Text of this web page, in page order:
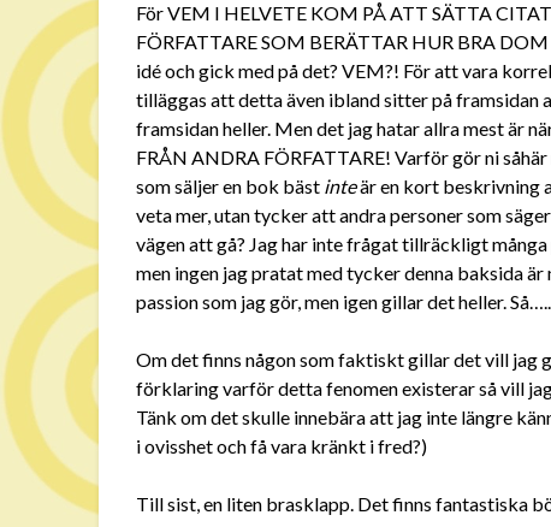
För VEM I HELVETE KOM PÅ ATT SÄTTA
FÖRFATTARE SOM BERÄTTAR HUR BRA
idé och gick med på det? VEM?! För att vara
tilläggas att detta även ibland sitter på framsidan
framsidan heller. Men det jag hatar allra mest är
FRÅN ANDRA FÖRFATTARE! Varför gör ni
som säljer en bok bäst inteär en kort beskrivning
veta mer, utan tycker att andra personer som säger
vägen att gå? Jag har inte frågat tillräckligt
men ingen jag pratat med tycker denna baksida
passion som jag gör, men igen gillar det heller.
Om det finns någon som faktiskt gillar det vill jag
förklaring varför detta fenomen existerar så vill
Tänk om det skulle innebära att jag inte längre
i ovisshet och få vara kränkt i fred?)
Till sist, en liten brasklapp. Det finns fantastiska